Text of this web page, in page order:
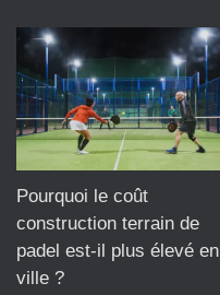
Pourquoi le coût
construction terrain de
padel est-il plus élevé en
ville ?